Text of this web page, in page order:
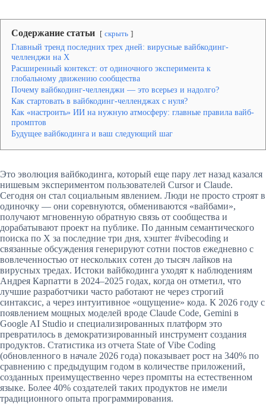
Содержание статьи скрыть
Главный тренд последних трех дней: вирусные вайбкодинг-
челленджи на X
Расширенный контекст: от одиночного эксперимента к
глобальному движению сообщества
Почему вайбкодинг-челленджи — это всерьез и надолго?
Как стартовать в вайбкодинг-челленджах с нуля?
Как «настроить» ИИ на нужную атмосферу: главные правила вайб-
промптов
Будущее вайбкодинга и ваш следующий шаг
Это эволюция вайбкодинга, который еще пару лет назад казался
нишевым экспериментом пользователей Cursor и Claude.
Сегодня он стал социальным явлением. Люди не просто строят в
одиночку — они соревнуются, обмениваются «вайбами»,
получают мгновенную обратную связь от сообщества и
дорабатывают проект на публике. По данным семантического
поиска по X за последние три дня, хэштег #vibecoding и
связанные обсуждения генерируют сотни постов ежедневно с
вовлеченностью от нескольких сотен до тысяч лайков на
вирусных тредах. Истоки вайбкодинга уходят к наблюдениям
Андрея Карпатти в 2024–2025 годах, когда он отметил, что
лучшие разработчики часто работают не через строгий
синтаксис, а через интуитивное «ощущение» кода. К 2026 году с
появлением мощных моделей вроде Claude Code, Gemini в
Google AI Studio и специализированных платформ это
превратилось в демократизированный инструмент создания
продуктов. Статистика из отчета State of Vibe Coding
(обновленного в начале 2026 года) показывает рост на 340% по
сравнению с предыдущим годом в количестве приложений,
созданных преимущественно через промпты на естественном
языке. Более 40% создателей таких продуктов не имели
традиционного опыта программирования.